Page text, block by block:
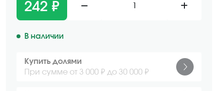
242 ₽
В наличии
Купить долями
При сумме от 3 000 ₽ до 30 000 ₽